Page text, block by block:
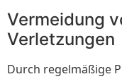
Vermeidung
Verletzungen
Durch regelmäßige